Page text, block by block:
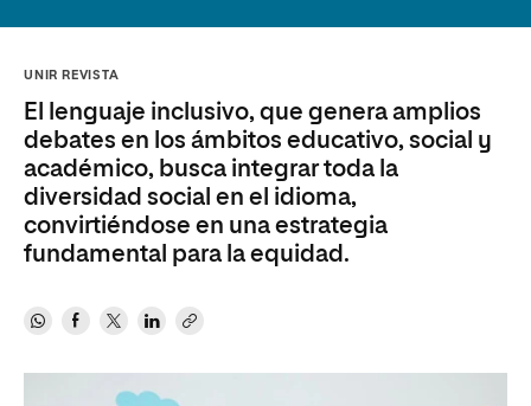
UNIR REVISTA
El lenguaje inclusivo, que genera amplios
debates en los ámbitos educativo, social y
académico, busca integrar toda la
diversidad social en el idioma,
convirtiéndose en una estrategia
fundamental para la equidad.